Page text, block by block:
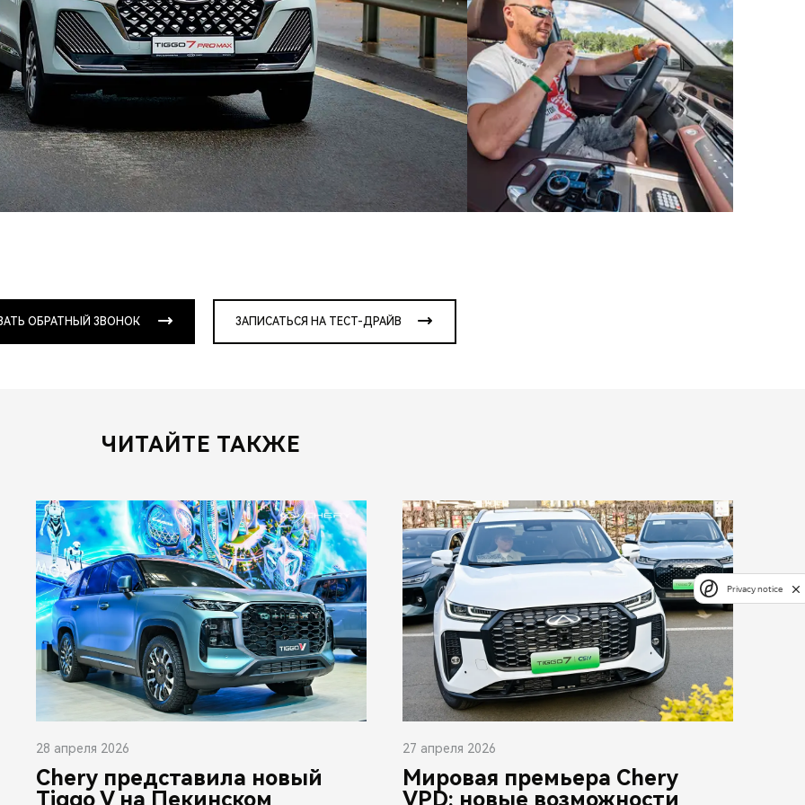
ОБРАТНЫЙ ЗВОНОК ЗАПИСАТЬСЯ НА ТЕСТ-ДРАЙВ
ЧИТАЙТЕ ТАКЖЕ
28 апреля 2026
Chery представила новый
Tiggo V на Пекинском
27 апреля 2026
Мировая премьера Chery
VPD: новые возможности
Privacy notice